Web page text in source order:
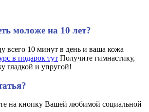
моложе на 10 лет?
всего 10 минут в день и ваша кожа
в подарок тут Получите гимнастику,
гладкой и упругой!
на кнопку Вашей любимой социальной